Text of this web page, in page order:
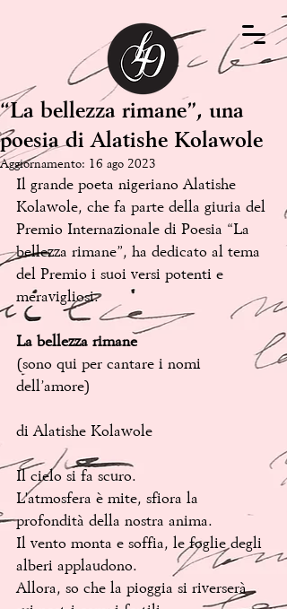
“La bellezza rimane”, una
poesia di Alatishe Kolawole
Aggiornamento: 16 ago 2023
Il grande poeta nigeriano Alatishe
Kolawole, che fa parte della giuria del
Premio Internazionale di Poesia “La
bellezza rimane”, ha dedicato al tema
del Premio i suoi versi potenti e
meravigliosi.
La bellezza rimane
(sono qui per cantare i nomi
dell’amore)
di Alatishe Kolawole
Il cielo si fa scuro.
L'atmosfera è mite, sfiora la
profondità della nostra anima.
Il vento monta e soffia, le foglie degli
alberi applaudono.
Allora, so che la pioggia si riverserà